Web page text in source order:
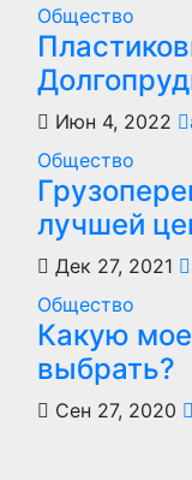
Общество
Июн 4, 2022
Общество
лучшей
Дек 27, 2021
Общество
Какую
выбрать?
Сен 27, 2020